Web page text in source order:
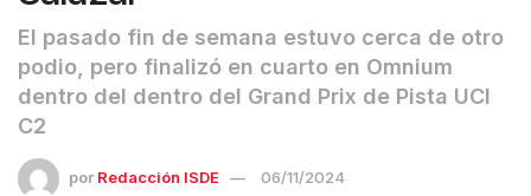
El pasado fin de semana estuvo cerca de otro
podio, pero finalizó en cuarto en Omnium
dentro del dentro del Grand Prix de Pista UCI
C2
por Redacción ISDE
06/11/2024